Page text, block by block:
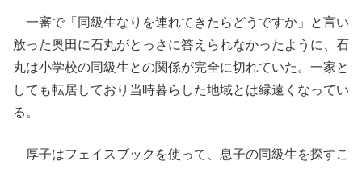
一審で「同級生なりを連れてきたらどうですか」と言い
放った奥田に石丸がとっさに答えられなかったように、石
丸は小学校の同級生との関係が完全に切れていた。一家と
しても転居しており当時暮らした地域とは縁遠くなってい
る。
厚子はフェイスブックを使って、息子の同級生を探すこ